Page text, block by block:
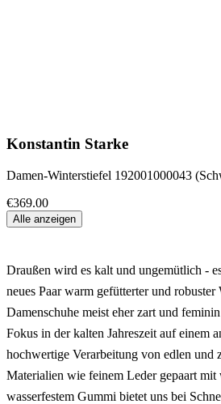
Konstantin Starke
Damen-Winterstiefel 192001000043
€369.00
Alle anzeigen
Draußen wird es kalt und ungemütlich -
neues Paar warm gefütterter und
Damenschuhe meist eher zart und
Fokus in der kalten Jahreszeit auf einem
hochwertige Verarbeitung von edlen und
Materialien wie feinem Leder gepaart mit
wasserfestem Gummi bietet uns bei